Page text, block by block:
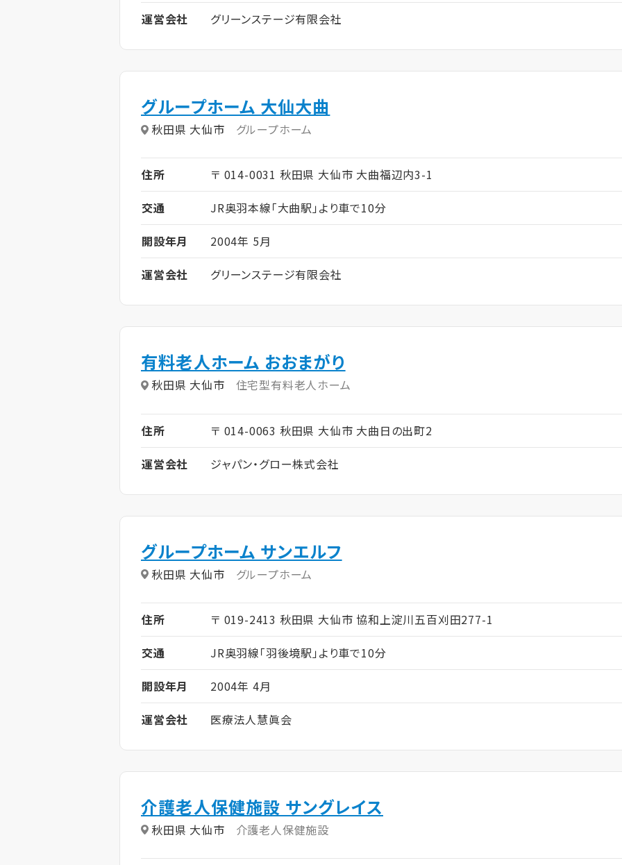
運営会社
グリーンステージ有限会社
グループホーム 大仙大曲
秋田県 大仙市 グループホーム
住所
〒 014-0031 秋田県 大仙市 大曲福辺内3-1
交通
JR奥羽本線「大曲駅」より車で10分
開設年月
2004年 5月
運営会社
グリーンステージ有限会社
有料老人ホーム おおまがり
秋田県 大仙市 住宅型有料老人ホーム
住所
〒 014-0063 秋田県 大仙市 大曲日の出町2
運営会社
ジャパン・グロー株式会社
グループホーム サンエルフ
秋田県 大仙市 グループホーム
住所
〒 019-2413 秋田県 大仙市 協和上淀川五百刈田277-1
交通
JR奥羽線「羽後境駅」より車で10分
開設年月
2004年 4月
運営会社
医療法人慧眞会
介護老人保健施設 サングレイス
秋田県 大仙市 介護老人保健施設